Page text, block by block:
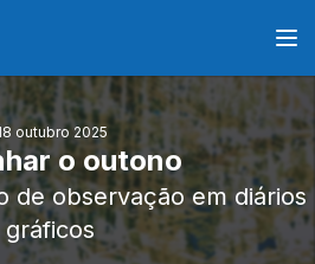
outubro 2025
o outono
de observação em diários
gráficos